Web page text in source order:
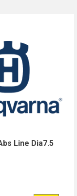
Line Dia7.5